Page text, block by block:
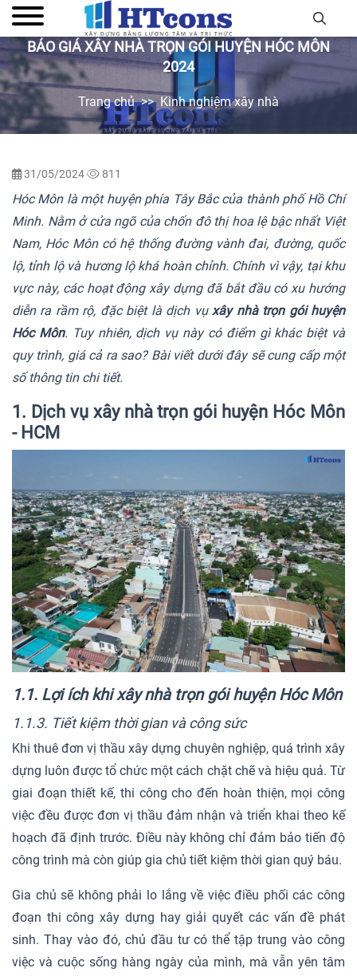
BÁO GIÁ XÂY NHÀ TRỌN GÓI HUYỆN HÓC MÔN
2024
Trang chủ Kinh nghiệm xây nhà
31/05/2024 811
Hóc Môn là một huyện phía Tây Bắc của thành phố Hồ Chí
Minh. Nằm ở cửa ngõ của chốn đô thị hoa lệ bậc nhất Việt
Nam, Hóc Môn có hệ thống đường vành đai, đường, quốc
lộ, tỉnh lộ và hương lộ khá hoàn chỉnh. Chính vì vậy, tại khu
vực này, các hoạt động xây dựng đã bắt đầu có xu hướng
diễn ra rầm rộ, đặc biệt là dịch vụxây nhà trọn gói huyện
Hóc Môn. Tuy nhiên, dịch vụ này có điểm gì khác biệt và
quy trình, giá cả ra sao? Bài viết dưới đây sẽ cung cấp một
số thông tin chi tiết.
1. Dịch vụ xây nhà trọn gói huyện Hóc Môn
- HCM
1.1. Lợi ích khi xây nhà trọn gói huyện Hóc Môn
1.1.3. Tiết kiệm thời gian và công sức
Khi thuê đơn vị thầu xây dựng chuyên nghiệp, quá trình xây
dựng luôn được tổ chức một cách chặt chẽ và hiệu quả. Từ
giai đoạn thiết kế, thi công cho đến hoàn thiện, mọi công
việc đều được đơn vị thầu đảm nhận và triển khai theo kế
hoạch đã định trước. Điều này không chỉ đảm bảo tiến độ
công trình mà còn giúp gia chủ tiết kiệm thời gian quý báu.
Gia chủ sẽ không phải lo lắng về việc điều phối các công
đoạn thi công xây dựng hay giải quyết các vấn đề phát
sinh. Thay vào đó, chủ đầu tư có thể tập trung vào công
việc và cuộc sống hàng ngày của mình, mà vẫn yên tâm